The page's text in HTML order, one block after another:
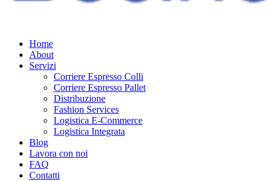
Home
About
Servizi
Corriere Espresso Colli
Corriere Espresso Pallet
Distribuzione
Fashion Services
Logistica E-Commerce
Logistica Integrata
Blog
Lavora con noi
FAQ
Contatti